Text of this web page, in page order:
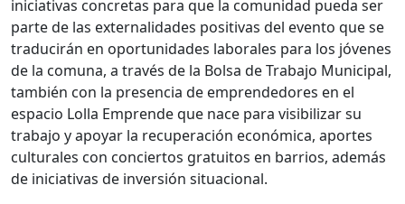
iniciativas concretas para que la comunidad pueda ser
parte de las externalidades positivas del evento que se
traducirán en oportunidades laborales para los jóvenes
de la comuna, a través de la Bolsa de Trabajo Municipal,
también con la presencia de emprendedores en el
espacio Lolla Emprende que nace para visibilizar su
trabajo y apoyar la recuperación económica, aportes
culturales con conciertos gratuitos en barrios, además
de iniciativas de inversión situacional.